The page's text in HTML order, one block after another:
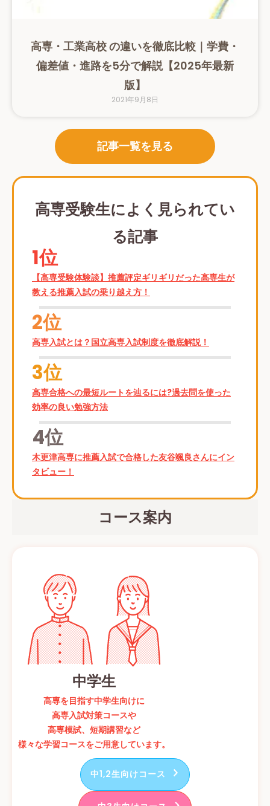
高専・工業高校 の違いを徹底比較｜学費・
偏差値・進路を5分で解説【2025年最新
版】
2021年9月8日
記事一覧を見る
高専受験生によく見られてい
る記事
1位
【高専受験体験談】推薦評定ギリギリだった高専生が
教える推薦入試の乗り越え方！
2位
高専入試とは？国立高専入試制度を徹底解説！
3位
高専合格への最短ルートを辿るには?過去問を使った
効率の良い勉強方法
4位
木更津高専に推薦入試で合格した友谷颯良さんにイン
タビュー！
コース案内
中学生
高専を目指す中学生向けに
高専入試対策コースや
高専模試、短期講習など
様々な学習コースをご用意しています。
中1,2生向けコース